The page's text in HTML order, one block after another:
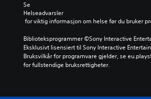
Se
Helseadvarsler
for viktig informasjon om helse før du bruker
Biblioteksprogrammer ©Sony Interactive
Eksklusivt lisensiert til Sony Interactive
Bruksvilkår for programvare gjelder, se
for fullstendige bruksrettigheter.